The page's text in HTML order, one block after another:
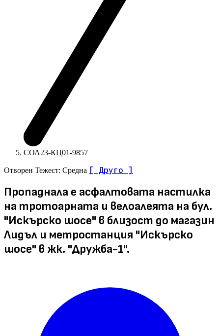
СОА23-КЦ01-9857
Отворен Тежест: Средна [ Друго ]
Пропаднала е асфалтовата настилка
на тротоарната и велоалеята на бул.
"Искърско шосе" в близост до магазин
Лидъл и метростанция "Искърско
шосе" в жк. "Дружба-1".